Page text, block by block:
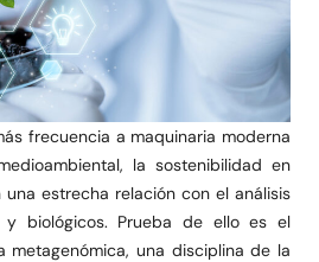
frecuencia a maquinaria moderna
la sostenibilidad en
estrecha relación con el análisis
y biológicos. Prueba de ello es el
una disciplina de la